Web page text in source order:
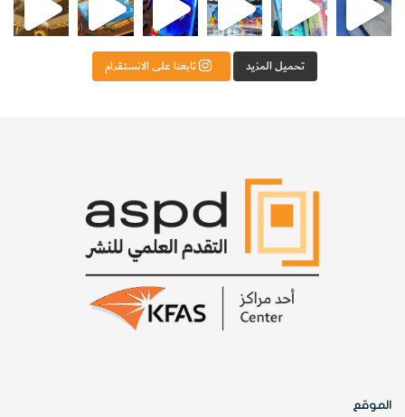
تحميل المزيد تابعنا على الانستقرام
الموقع